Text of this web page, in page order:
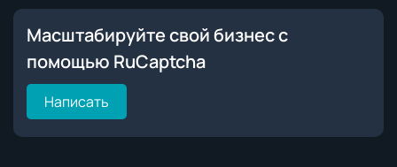
Масштабируйте свой бизнес с
помощью RuCaptcha
Написать